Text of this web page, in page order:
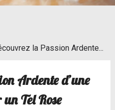
la Passion Ardente...
Ardente d’une
Tel Rose